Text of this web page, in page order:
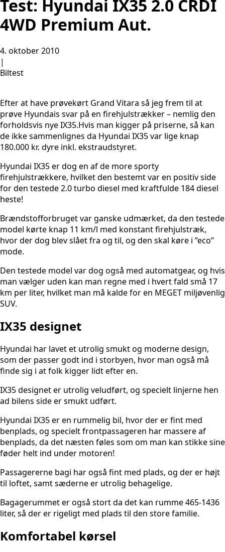
Test: Hyundai IX35 2.0 CRDI
4WD Premium Aut.
4. oktober 2010
|
Biltest
Efter at have prøvekørt Grand Vitara så jeg frem til at
prøve Hyundais svar på en firehjulstrækker – nemlig den
forholdsvis nye IX35.Hvis man kigger på priserne, så kan
de ikke sammenlignes da Hyundai IX35 var lige knap
180.000 kr. dyre inkl. ekstraudstyret.
Hyundai IX35 er dog en af de more sporty
firehjulstrækkere, hvilket den bestemt var en positiv side
for den testede 2.0 turbo diesel med kraftfulde 184 diesel
heste!
Brændstofforbruget var ganske udmærket, da den testede
model kørte knap 11 km/l med konstant firehjulstræk,
hvor der dog blev slået fra og til, og den skal køre i ’’eco’’
mode.
Den testede model var dog også med automatgear, og hvis
man vælger uden kan man regne med i hvert fald små 17
km per liter, hvilket man må kalde for en MEGET miljøvenlig
SUV.
IX35 designet
Hyundai har lavet et utrolig smukt og moderne design,
som der passer godt ind i storbyen, hvor man også må
finde sig i at folk kigger lidt efter en.
IX35 designet er utrolig veludført, og specielt linjerne hen
ad bilens side er smukt udført.
Hyundai IX35 er en rummelig bil, hvor der er fint med
benplads, og specielt frontpassageren har massere af
benplads, da det næsten føles som om man kan stikke sine
føder helt ind under motoren!
Passagererne bagi har også fint med plads, og der er højt
til loftet, samt sæderne er utrolig behagelige.
Bagagerummet er også stort da det kan rumme 465-1436
liter, så der er rigeligt med plads til den store familie.
Komfortabel kørsel